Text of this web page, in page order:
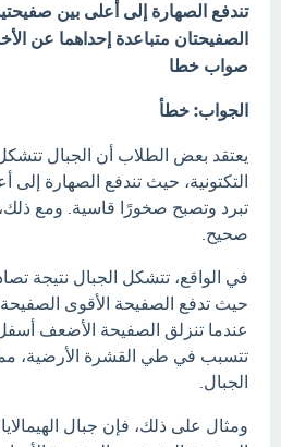
تندفع الصهارة إلى أعلى بين
الصفيحتان متباعدة إحداهما عن
صواب خطا
الجواب: خطأ
يعتقد بعض الطلاب أن الجبال
التكتونية، حيث تندفع الصهارة إلى
تبرد وتصبح صخورًا قاسية. ومع ذلك،
صحيح.
في الواقع، تتشكل الجبال نتيجة
حيث تدفع الصفيحة الأقوى
عندما تنزلق الصفيحة الأضعف أسفل
تتسبب في طي القشرة الأرضية،
الجبال.
ومثال على ذلك، فإن جبال